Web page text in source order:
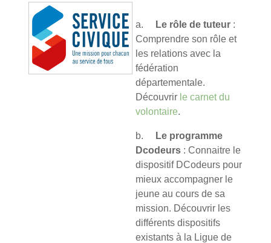
a. Le rôle de tuteur :
Comprendre son rôle et
les relations avec la
fédération
départementale.
Découvrir le carnet du
volontaire.
b.
Le programme
Dcodeurs : Connaitre le
dispositif DCodeurs pour
mieux accompagner le
jeune au cours de sa
mission. Découvrir les
différents dispositifs
existants à la Ligue de